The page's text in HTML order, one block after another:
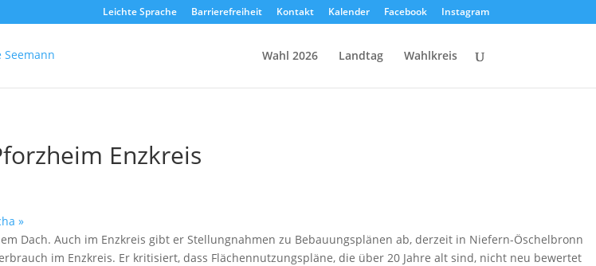
Leichte Sprache Barrierefreiheit Kontakt Kalender Facebook Instagram
Seemann Wahl 2026 Landtag Wahlkreis
Enzkreis
»
Dach. Auch im Enzkreis gibt er Stellungnahmen zu Bebauungsplänen ab, derzeit in Niefern-Öschelbronn
im Enzkreis. Er kritisiert, dass Flächennutzungspläne, die über 20 Jahre alt sind, nicht neu bewertet